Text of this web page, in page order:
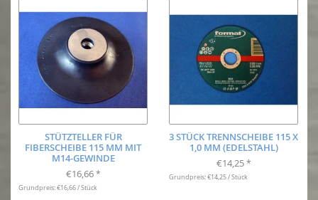
STÜTZTELLER FÜR
FIBERSCHEIBE 115 MM MIT
M14-GEWINDE
€16,66 *
Grundpreis: €16,66 / Stück
3 STÜCK TRENNSCHEIBE 115 X
1,0 MM (EDELSTAHL)
€14,25 *
Grundpreis: €14,25 / Stück